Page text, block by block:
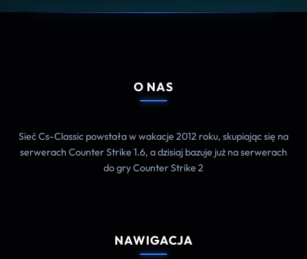
O NAS
Sieć Cs-Classic powstała w wakacje 2012 roku, skupiając się na
serwerach Counter Strike 1.6, a dzisiaj bazuje już na serwerach
do gry Counter Strike 2
NAWIGACJA